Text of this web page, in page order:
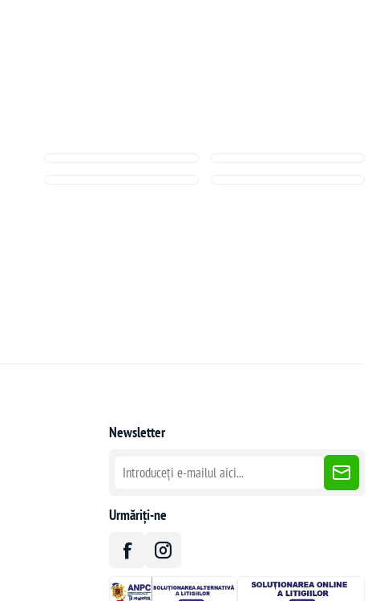
Newsletter
Urmăriți-ne